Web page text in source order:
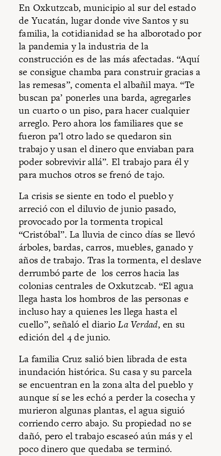
En Oxkutzcab, municipio al sur del estado
de Yucatán, lugar donde vive Santos y su
familia, la cotidianidad se ha alborotado por
la pandemia y la industria de la
construcción es de las más afectadas. “Aquí
se consigue chamba para construir gracias a
las remesas”, comenta el albañil maya. “Te
buscan pa’ ponerles una barda, agregarles
un cuarto o un piso, para hacer cualquier
arreglo. Pero ahora los familiares que se
fueron pa’l otro lado se quedaron sin
trabajo y usan el dinero que enviaban para
poder sobrevivir allá”. El trabajo para él y
para muchos otros se frenó de tajo.
La crisis se siente en todo el pueblo y
arreció con el diluvio de junio pasado,
provocado por la tormenta tropical
“Cristóbal”. La lluvia de cinco días se llevó
árboles, bardas, carros, muebles, ganado y
años de trabajo. Tras la tormenta, el deslave
derrumbó parte de los cerros hacia las
colonias centrales de Oxkutzcab. “El agua
llega hasta los hombros de las personas e
incluso hay a quienes les llega hasta el
cuello”, señaló el diarioLa Verdad, en su
edición del 4 de junio.
La familia Cruz salió bien librada de esta
inundación histórica. Su casa y su parcela
se encuentran en la zona alta del pueblo y
aunque sí se les echó a perder la cosecha y
murieron algunas plantas, el agua siguió
corriendo cerro abajo. Su propiedad no se
dañó, pero el trabajo escaseó aún más y el
poco dinero que quedaba se terminó.